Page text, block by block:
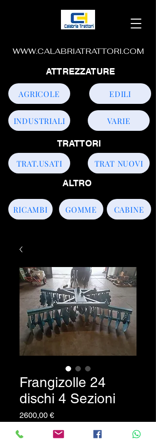
WWW.CALABRIATRATTORI.COM
TRAT.USATI TRAT NUOVI
INDUSTRIALI
AGRICOLE EDILI
VARIE
CABINE
GOMME
RICAMBI
ATTREZZATURE
TRATTORI
ALTRO
Frangizolle 24
dischi 4 Sezioni
2600,00 €Prezzo